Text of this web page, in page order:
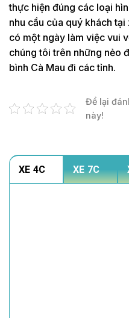
thực hiện đúng các loại
nhu cầu của quý khách
có một ngày làm việc vui
chúng tôi trên những nẻo
bình Cà Mau đi các tỉnh.
Để lại
này!
XE 4C XE 7C